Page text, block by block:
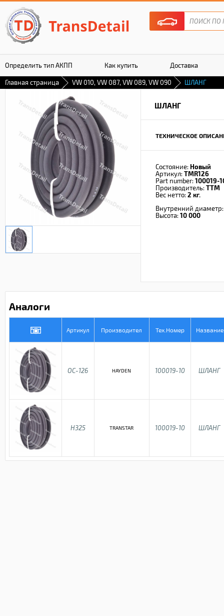
Определить тип АКПП Как купить Доставка
Гарантия
Главная страница VW 010, VW 087, VW 089, VW 090 ШЛАНГ
ШЛАНГ
ТЕХНИЧЕСКОЕ
Состояние: Новый
Артикул: TMR126
Part number: 100019-
Производитель: TTM
Вес нетто: 2 кг.
Внутренний
Высота: 10 000
Аналоги
Артикул Производител Тех.Номер Название
OC-126 HAYDEN 100019-10 ШЛАНГ
H325 TRANSTAR 100019-10 ШЛАНГ